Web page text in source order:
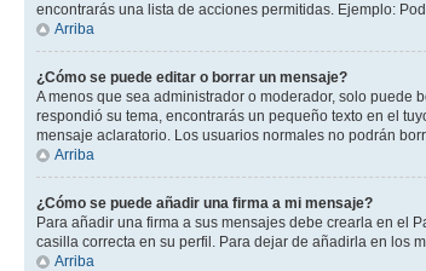
encontrarás una lista de acciones permitidas. Ejemplo:
Arriba
¿Cómo se puede editar o borrar un mensaje?
A menos que sea administrador o moderador, solo puede
respondió su tema, encontrarás un pequeño texto en el
mensaje aclaratorio. Los usuarios normales no podrán
Arriba
¿Cómo se puede añadir una firma a mi mensaje?
Para añadir una firma a sus mensajes debe crearla en el
casilla correcta en su perfil. Para dejar de añadirla en los
Arriba